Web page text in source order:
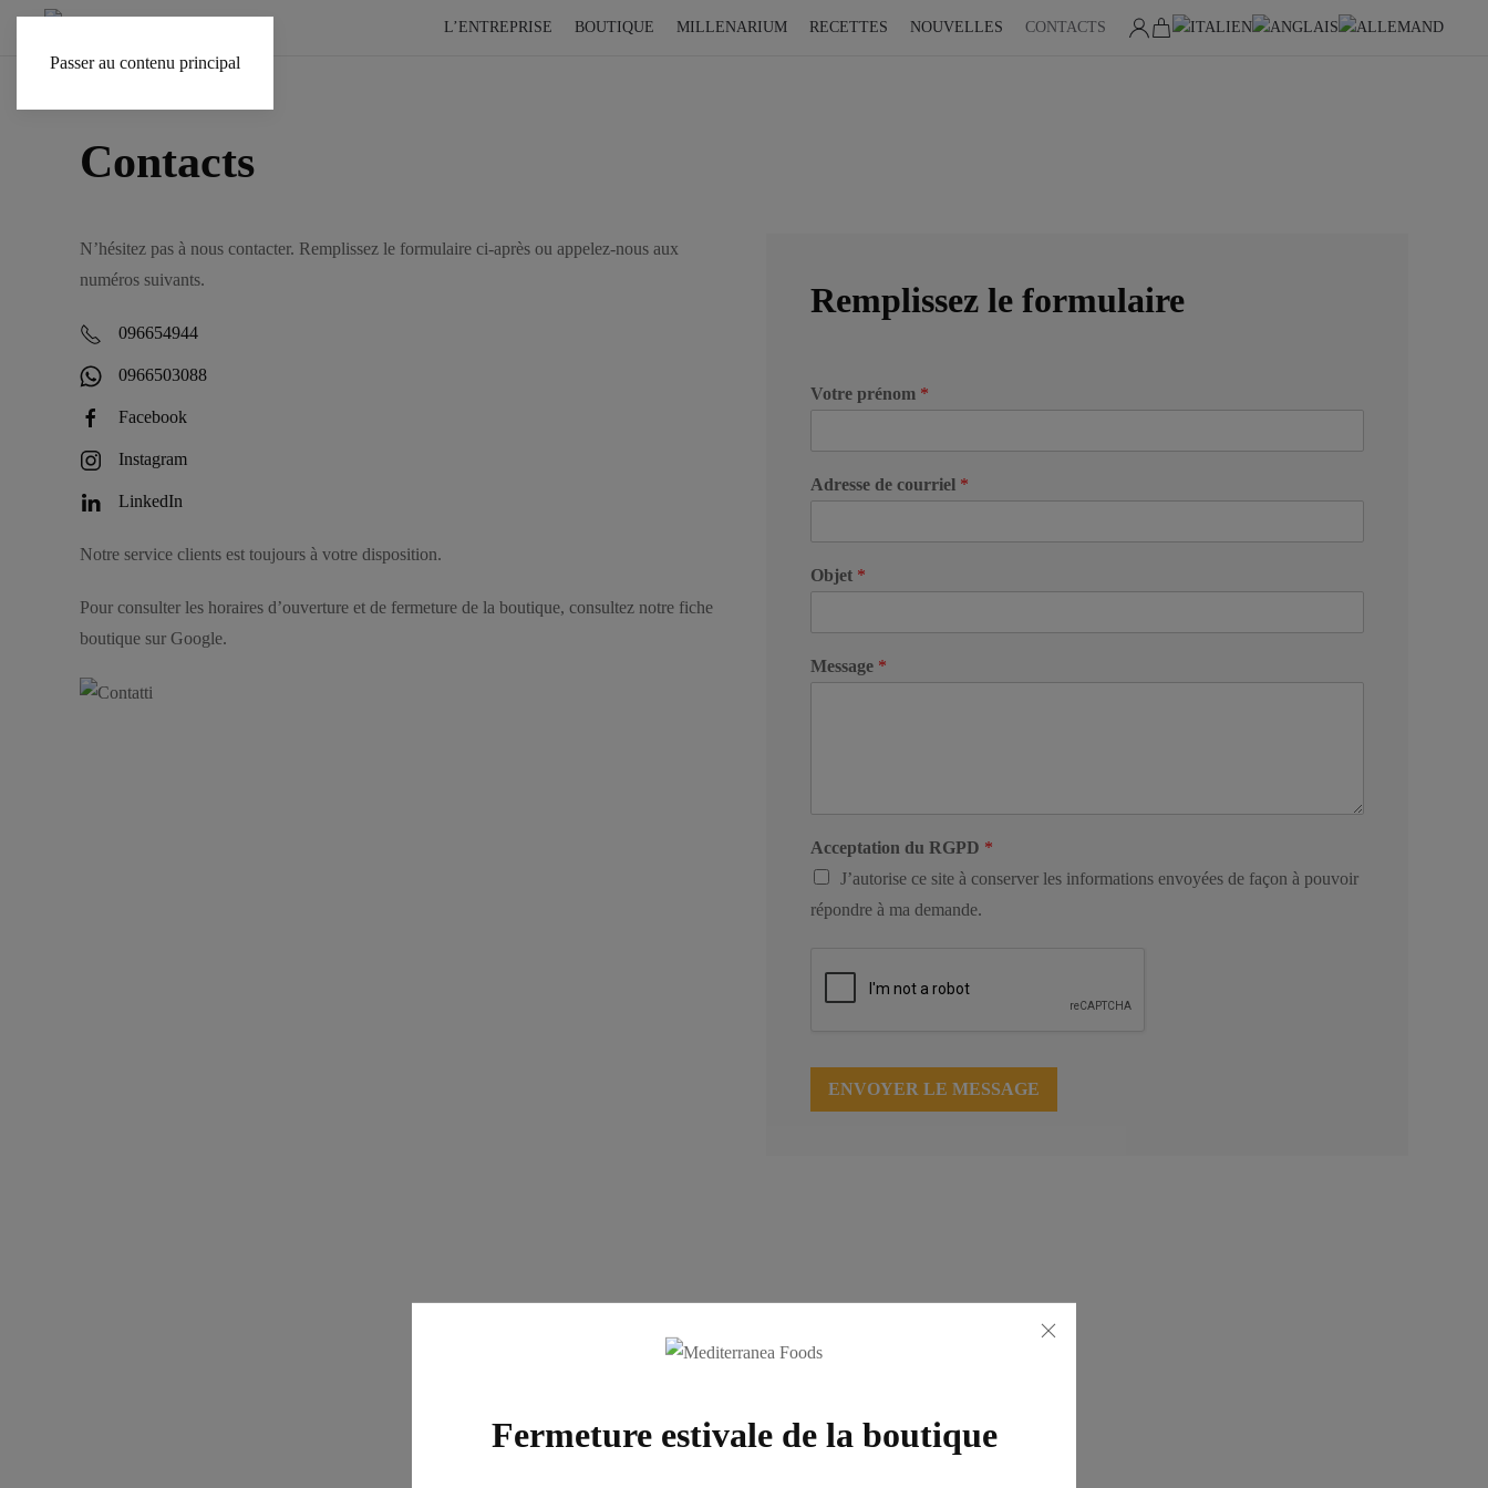
Passer au contenu principal
L’ENTREPRISE BOUTIQUE MILLENARIUM RECETTES NOUVELLES CONTACTS
Contacts
N’hésitez pas à nous contacter. Remplissez le formulaire ci-après ou appelez-nous aux
numéros suivants.
096654944
0966503088
Facebook
Instagram
LinkedIn
Notre service clients est toujours à votre disposition.
Pour consulter les horaires d’ouverture et de fermeture de la boutique, consultez notre fiche
boutique sur Google.
Remplissez le formulaire
Votre prénom *
Adresse de courriel *
Objet *
Message *
Acceptation du RGPD *
J’autorise ce site à conserver les informations envoyées de façon à pouvoir
répondre à ma demande.
ENVOYER LE MESSAGE
Fermeture estivale de la boutique